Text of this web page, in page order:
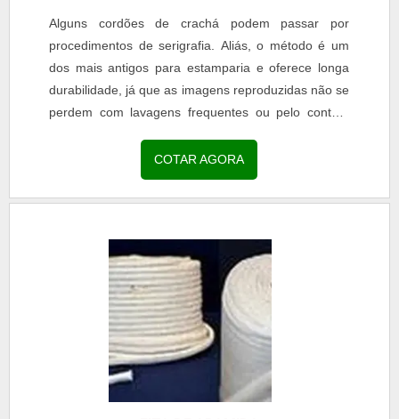
Alguns cordões de crachá podem passar por
procedimentos de serigrafia. Aliás, o método é um
dos mais antigos para estamparia e oferece longa
durabilidade, já que as imagens reproduzidas não se
perdem com lavagens frequentes ou pelo contato
SERIGRAFIA Em suma, o processo tem início com a
elaboração de uma arte gráfica e é finalizado
manualmente. Portanto, é possível perceber um
COTAR AGORA